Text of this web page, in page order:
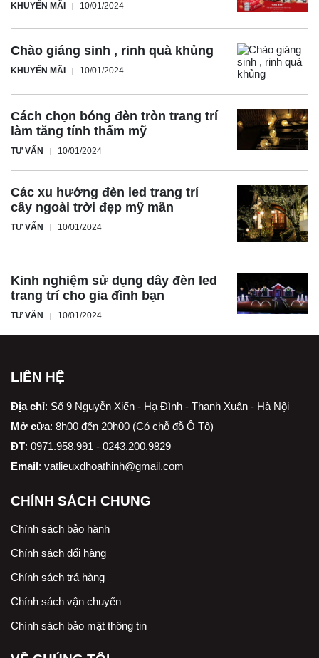
KHUYẾN MÃI 10/01/2024
Chào giáng sinh , rinh quà khủng
KHUYẾN MÃI 10/01/2024
Cách chọn bóng đèn tròn trang trí
làm tăng tính thẩm mỹ
TƯ VẤN 10/01/2024
Các xu hướng đèn led trang trí
cây ngoài trời đẹp mỹ mãn
TƯ VẤN 10/01/2024
Kinh nghiệm sử dụng dây đèn led
trang trí cho gia đình bạn
TƯ VẤN 10/01/2024
LIÊN HỆ
Địa chỉ: Số 9 Nguyễn Xiển - Hạ Đình - Thanh Xuân - Hà Nội
Mở cửa: 8h00 đến 20h00 (Có chỗ đỗ Ô Tô)
ĐT: 0971.958.991 - 0243.200.9829
Email: vatlieuxdhoathinh@gmail.com
CHÍNH SÁCH CHUNG
Chính sách bảo hành
Chính sách đổi hàng
Chính sách trả hàng
Chính sách vận chuyển
Chính sách bảo mật thông tin